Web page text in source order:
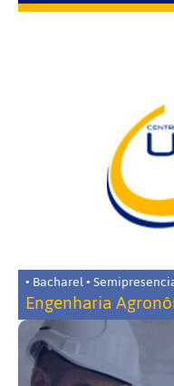
• Bacharel •
Engenharia